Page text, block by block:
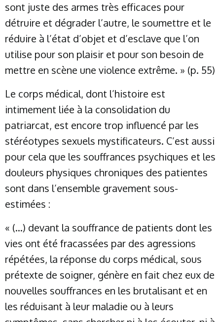
sont juste des armes très efficaces pour
détruire et dégrader l’autre, le soumettre et le
réduire à l’état d’objet et d’esclave que l’on
utilise pour son plaisir et pour son besoin de
mettre en scène une violence extrême. » (p. 55)
Le corps médical, dont l’histoire est
intimement liée à la consolidation du
patriarcat, est encore trop influencé par les
stéréotypes sexuels mystificateurs. C’est aussi
pour cela que les souffrances psychiques et les
douleurs physiques chroniques des patientes
sont dans l’ensemble gravement sous-
estimées :
« (…) devant la souffrance de patients dont les
vies ont été fracassées par des agressions
répétées, la réponse du corps médical, sous
prétexte de soigner, génère en fait chez eux de
nouvelles souffrances en les brutalisant et en
les réduisant à leur maladie ou à leurs